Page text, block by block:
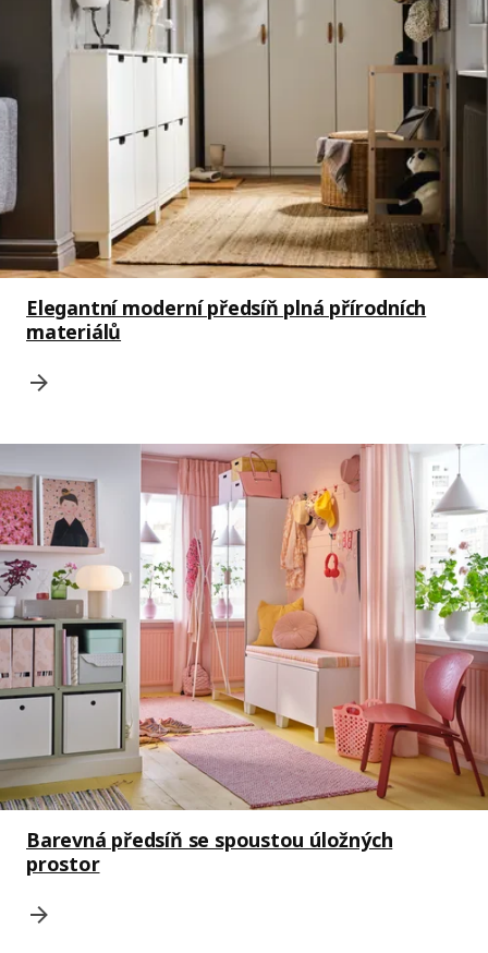
Elegantní moderní předsíň plná přírodních
materiálů
Barevná předsíň se spoustou úložných
prostor